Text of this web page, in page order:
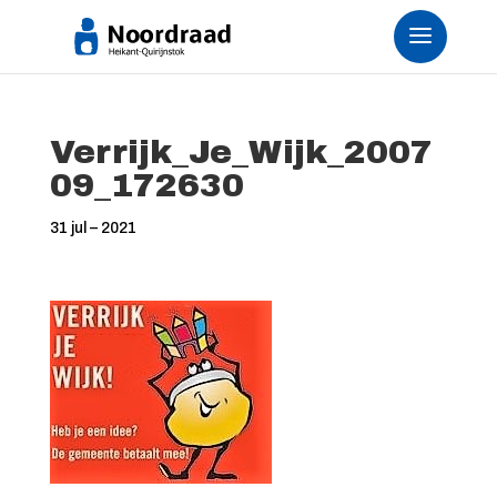
Verrijk_Je_Wijk_2007
09_172630
31 jul – 2021